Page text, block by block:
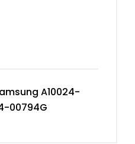
A10024-
00794G